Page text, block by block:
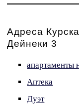
Адреса
Дейнеки 3
апартаменты
Аптека
Дуэт